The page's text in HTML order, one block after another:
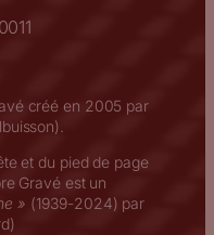
créé en 2005 par
et du pied de page
Gravé est un
» (1939-2024) par